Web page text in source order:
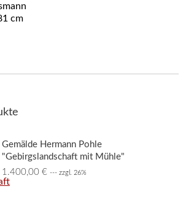
cm
Gemälde Hermann Pohle
"Gebirgslandschaft mit Mühle"
1.400,00 € --- zzgl. 26%